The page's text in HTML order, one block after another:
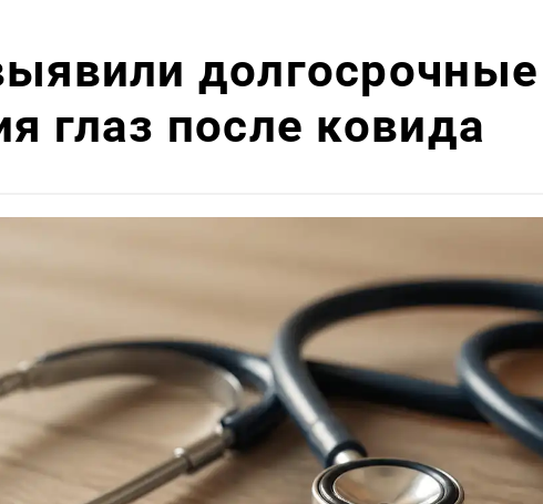
долгосрочные
глаз после ковида